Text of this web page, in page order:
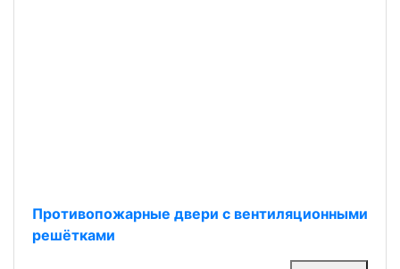
Противопожарные двери с вентиляционными
решётками